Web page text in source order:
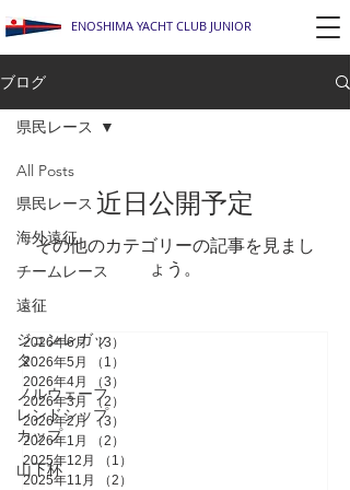
ENOSHIMA YACHT CLUB JUNIOR
ブログ
All Posts
県民レース
海外遠征
チームレース
遠征
ジュンレガッ
タ
ノルウェーフ
レンドシップ
カップ
山下杯
県民レース
近日公開予定
その他のカテゴリーの記事を見まし
ょう。
2026年6月 （3）
2026年5月
（1）
2026年4月
（3）
2026年3月
（2）
2026年2月 （3）
2026年1月
（2）
2025年12月
（1）
2025年11月
（2）